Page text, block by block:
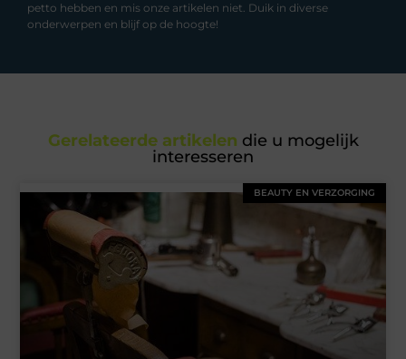
petto hebben en mis onze artikelen niet. Duik in diverse
onderwerpen en blijf op de hoogte!
Gerelateerde artikelen die u mogelijk
interesseren
BEAUTY EN VERZORGING